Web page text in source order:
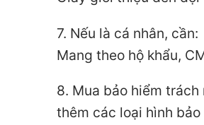
7. Nếu là cá nhân, cần:
Mang theo hộ khẩu,
8. Mua bảo hiểm
thêm các loại hình